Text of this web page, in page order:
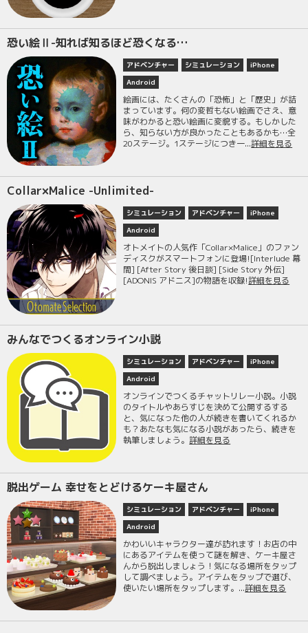
恐い絵Ⅱ-知れば知るほど恐くなる…
アドベンチャー シミュレーション
iPhone
Android
絵画には、たくさんの「恐怖」と「歴史」が詰
まっています。何の変哲もない絵画でさえ、意
味がわかると恐い絵画に変貌する。もしかした
ら、知らない方が良かったこともあるかも…全
20ステージ。1ステージにつき一...詳細を見る
Collar×Malice -Unlimited-
シミュレーション アドベンチャー
iPhone
Android
オトメイトの人気作「Collar×Malice」のファン
ディスクがスマートフォンに登場![Interlude 幕
間] [After Story 後日談] [Side Story 外伝]
[ADONIS アドニス]の物語を収録!詳細を見る
みんなでつくるオンライン小説
シミュレーション アドベンチャー
iPhone
Android
オンラインでつくるチャットリレー小説。小説
のタイトルやあらすじを決めて公開するする
と、気になった他の人が続きを書いてくれるか
も？あたなも気になる小説があったら、続きを
執筆しましょう。詳細を見る
脱出ゲーム 幸せをとどけるケーキ屋さん
シミュレーション アドベンチャー
iPhone
Android
かわいいキャラクター達が訪れます！お店の中
にあるアイテムを使って謎を解き、ケーキ屋さ
んから脱出しましょう！気になる場所をタップ
して調べましょう。アイテムをタップで選び、
使いたい場所をタップします。...詳細を見る